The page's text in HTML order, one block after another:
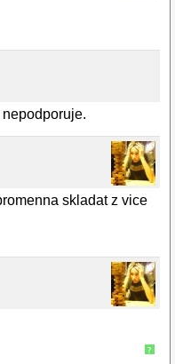
skladat z vice
?